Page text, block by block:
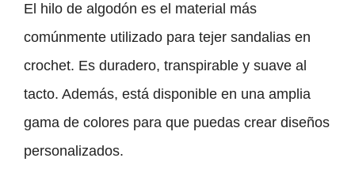
El hilo de algodón es el material más
comúnmente utilizado para tejer sandalias en
crochet. Es duradero, transpirable y suave al
tacto. Además, está disponible en una amplia
gama de colores para que puedas crear diseños
personalizados.